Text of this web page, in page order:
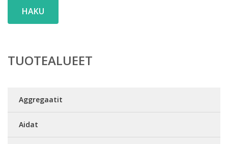
HAKU
TUOTEALUEET
Aggregaatit
Aidat